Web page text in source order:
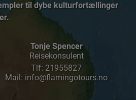
til dybe kulturfortællinger
Tonje Spencer
Reisekonsulent
Tlf: 21955827
Mail: info@flamingotours.no